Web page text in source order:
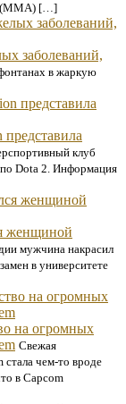
(ММА) […]
заболеваний,
в жаркую
клуб
Dota 2. Информация
женщиной
мужчина накрасил
в университете
на огромных
Свежая
чем-то вроде
в Capcom